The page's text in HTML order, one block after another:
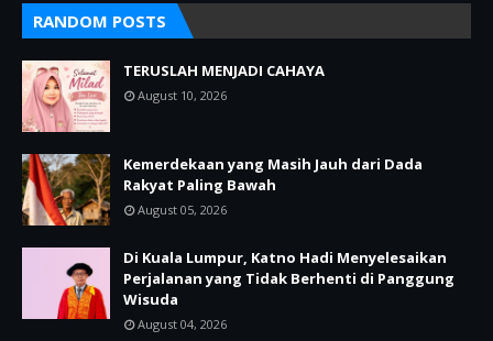
RANDOM POSTS
TERUSLAH MENJADI CAHAYA
August 10, 2026
Kemerdekaan yang Masih Jauh dari Dada
Rakyat Paling Bawah
August 05, 2026
Di Kuala Lumpur, Katno Hadi Menyelesaikan
Perjalanan yang Tidak Berhenti di Panggung
Wisuda
August 04, 2026